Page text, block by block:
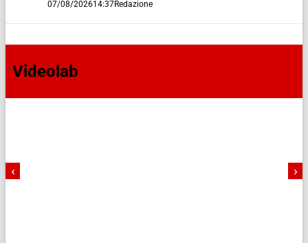
07/08/202614:37Redazione
Videolab
‹ ›